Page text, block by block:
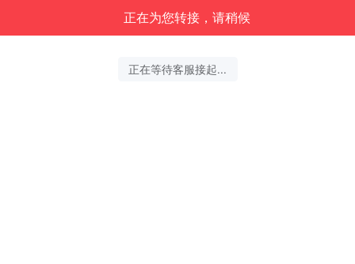
正在为您转接，请稍候
正在等待客服接起...